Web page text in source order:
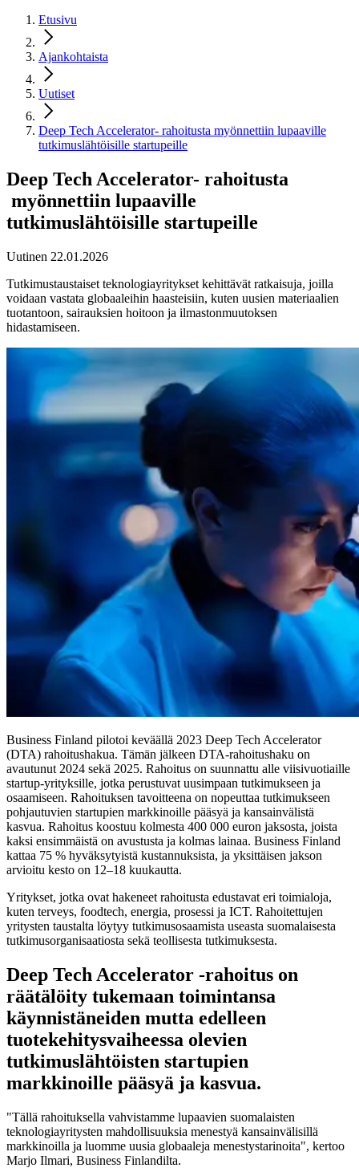
Etusivu
Ajankohtaista
Uutiset
Deep Tech Accelerator- rahoitusta myönnettiin lupaaville
tutkimuslähtöisille startupeille
Deep Tech Accelerator- rahoitusta
myönnettiin lupaaville
tutkimuslähtöisille startupeille
Uutinen 22.01.2026
Tutkimustaustaiset teknologiayritykset kehittävät ratkaisuja, joilla
voidaan vastata globaaleihin haasteisiin, kuten uusien materiaalien
tuotantoon, sairauksien hoitoon ja ilmastonmuutoksen
hidastamiseen.
Business Finland pilotoi keväällä 2023 Deep Tech Accelerator
(DTA) rahoitushakua. Tämän jälkeen DTA-rahoitushaku on
avautunut 2024 sekä 2025. Rahoitus on suunnattu alle viisivuotiaille
startup-yrityksille, jotka perustuvat uusimpaan tutkimukseen ja
osaamiseen. Rahoituksen tavoitteena on nopeuttaa tutkimukseen
pohjautuvien startupien markkinoille pääsyä ja kansainvälistä
kasvua. Rahoitus koostuu kolmesta 400 000 euron jaksosta, joista
kaksi ensimmäistä on avustusta ja kolmas lainaa. Business Finland
kattaa 75 % hyväksytyistä kustannuksista, ja yksittäisen jakson
arvioitu kesto on 12–18 kuukautta.
Yritykset, jotka ovat hakeneet rahoitusta edustavat eri toimialoja,
kuten terveys, foodtech, energia, prosessi ja ICT. Rahoitettujen
yritysten taustalta löytyy tutkimusosaamista useasta suomalaisesta
tutkimusorganisaatiosta sekä teollisesta tutkimuksesta.
Deep Tech Accelerator -rahoitus on
räätälöity tukemaan toimintansa
käynnistäneiden mutta edelleen
tuotekehitysvaiheessa olevien
tutkimuslähtöisten startupien
markkinoille pääsyä ja kasvua.
"Tällä rahoituksella vahvistamme lupaavien suomalaisten
teknologiayritysten mahdollisuuksia menestyä kansainvälisillä
markkinoilla ja luomme uusia globaaleja menestystarinoita", kertoo
Marjo Ilmari, Business Finlandilta.